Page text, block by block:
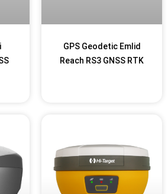
GPS Geodetic Emlid
Reach RS3 GNSS RTK